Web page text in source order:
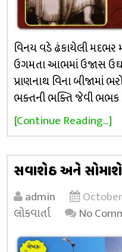
વિનય વડે ઢંકાયેલી મદભર
ઉગમતા આભમાં ઉજાસ
પ્રાણનાથ વિના બીજામાં
ભક્તની ભક્તિ જેવી ભભક
[Continue Reading...]
સવાશેઠ અને
admin October
લોકવાર્તા
No